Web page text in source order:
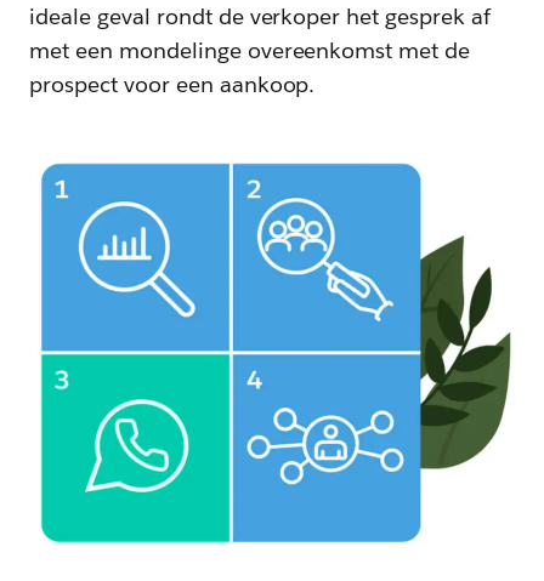
ideale geval rondt de verkoper het gesprek af
met een mondelinge overeenkomst met de
prospect voor een aankoop.